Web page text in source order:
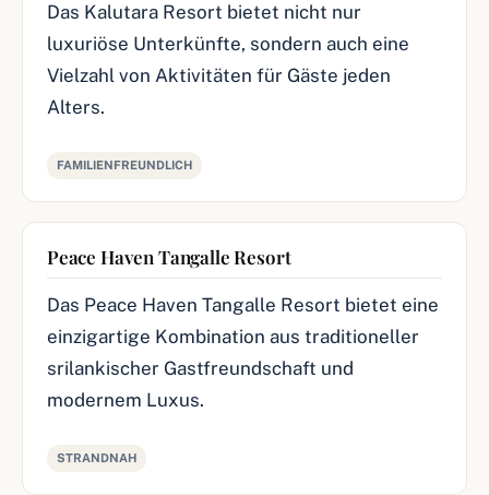
Das Kalutara Resort bietet nicht nur
luxuriöse Unterkünfte, sondern auch eine
Vielzahl von Aktivitäten für Gäste jeden
Alters.
FAMILIENFREUNDLICH
Peace Haven Tangalle Resort
Das Peace Haven Tangalle Resort bietet eine
einzigartige Kombination aus traditioneller
srilankischer Gastfreundschaft und
modernem Luxus.
STRANDNAH